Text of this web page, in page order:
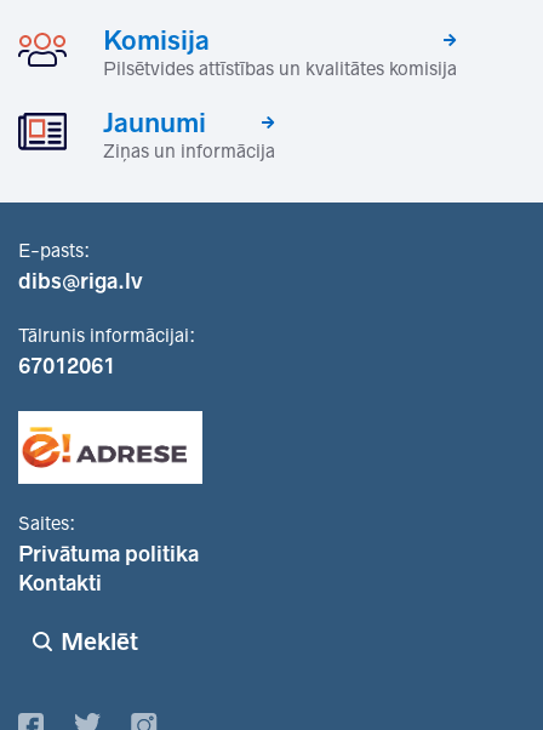
Komisija
Pilsētvides attīstības un kvalitātes komisija
Jaunumi
Ziņas un informācija
E-pasts:
dibs@riga.lv
Tālrunis informācijai:
67012061
Saites:
Privātuma politika
Kontakti
Meklēt